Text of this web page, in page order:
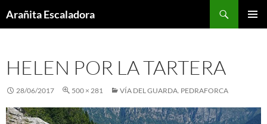
toArañita Escaladora
HELEN POR LA TARTERA
28/06/2017 500 × 281 VÍA DEL GUARDA. PEDRAFORCA